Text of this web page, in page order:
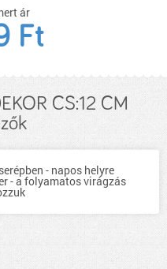
ár
Ft
CS:12 CM
- napos helyre
- a folyamatos virágzás